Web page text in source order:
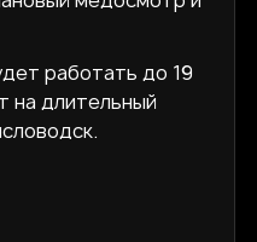
работать до 19
на длительный